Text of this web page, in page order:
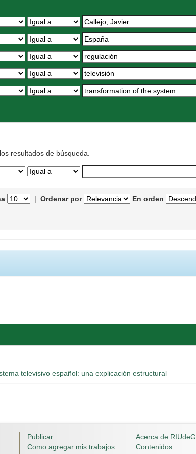
resultados de búsqueda.
| Ordenar por En orden
televisivo español: una explicación estructural
Publicar
Como agregar mis trabajos
Acerca de RIUdeG
Contenidos